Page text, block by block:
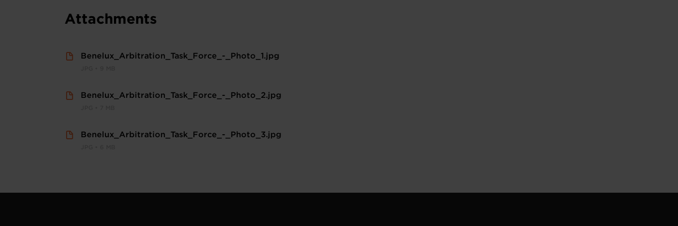
Attachments
Benelux_Arbitration_Task_Force_-_Photo_1.jpg
Benelux_Arbitration_Task_Force_-_Photo_2.jpg
Benelux_Arbitration_Task_Force_-_Photo_3.jpg